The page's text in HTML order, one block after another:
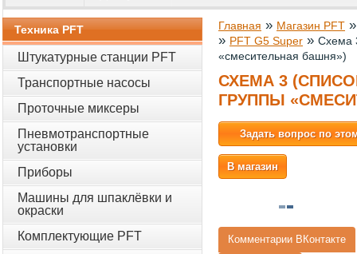
Главная » Магазин PFT
» PFT G5 Super » Схема
«смесительная башня»)
СХЕМА 3
ГРУППЫ
Задать вопрос по
В магазин
Комментарии ВКонтакте
Техника PFT
Штукатурные станции PFT
Транспортные насосы
Проточные миксеры
Пневмотранспортные
установки
Приборы
Машины для шпаклёвки и
окраски
Комплектующие PFT